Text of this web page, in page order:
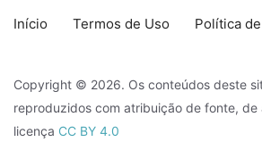
Início Termos de Uso Política
Copyright © 2026. Os conteúdos deste
reproduzidos com atribuição de fonte, de
licença CC BY 4.0